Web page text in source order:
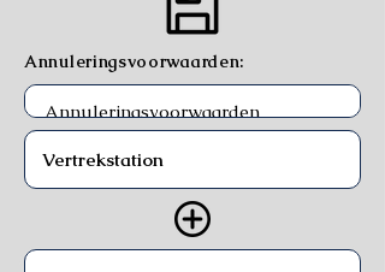
Annuleringsvoorwaarden: